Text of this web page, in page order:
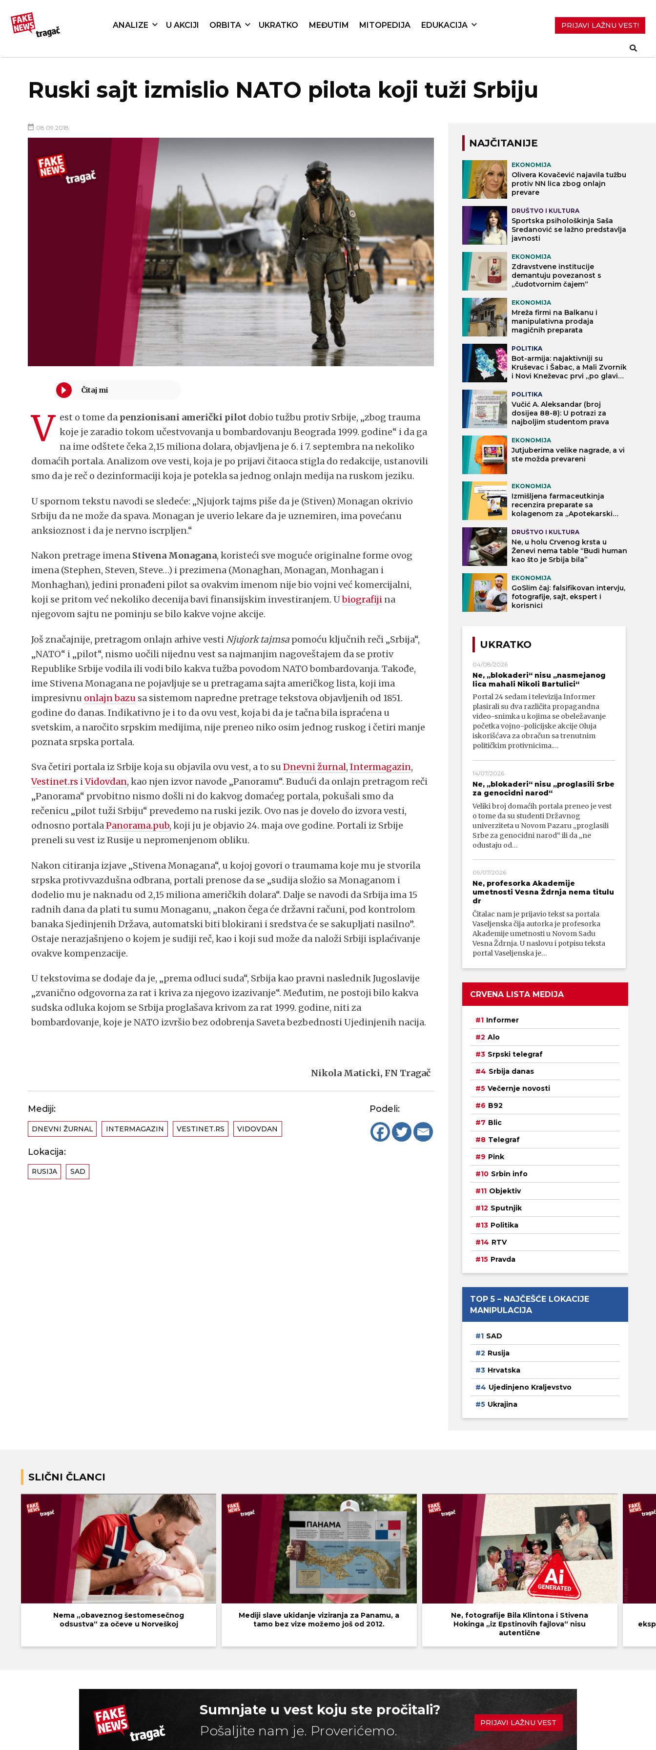
ANALIZE U AKCIJI ORBITA UKRATKO MEĐUTIM MITOPEDIJA EDUKACIJA PRIJAVI LAŽNU VEST!
Ruski sajt izmislio NATO pilota koji tuži Srbiju
08.09.2018.
V est o tome da penzionisani američki pilot dobio tužbu protiv Srbije, „zbog trauma
koje je zaradio tokom učestvovanja u bombardovanju Beograda 1999. godine“ i da ga
na ime odštete čeka 2,15 miliona dolara, objavljena je 6. i 7. septembra na nekoliko
domaćih portala. Analizom ove vesti, koja je po prijavi čitaoca stigla do redakcije, ustanovili
smo da je reč o dezinformaciji koja je potekla sa jednog onlajn medija na ruskom jeziku.
U spornom tekstu navodi se sledeće: „Njujork tajms piše da je (Stiven) Monagan okrivio
Srbiju da ne može da spava. Monagan je uverio lekare da je uznemiren, ima povećanu
anksioznost i da je nervno iscrpljen.“
Nakon pretrage imena Stivena Monagana, koristeći sve moguće originalne forme ovog
imena (Stephen, Steven, Steve…) i prezimena (Monaghan, Monagan, Monhagan i
Monhaghan), jedini pronađeni pilot sa ovakvim imenom nije bio vojni već komercijalni,
koji se pritom već nekoliko decenija bavi finansijskim investiranjem. Ubiografiji na
njegovom sajtu ne pominju se bilo kakve vojne akcije.
Još značajnije, pretragom onlajn arhive vestiNjujork tajmsa pomoću ključnih reči „Srbija“,
„NATO“ i „pilot“, nismo uočili nijednu vest sa najmanjim nagoveštajem da se protiv
Republike Srbije vodila ili vodi bilo kakva tužba povodom NATO bombardovanja. Takođe,
ime Stivena Monagana ne pojavljuje se u pretragama sajta američkog lista, koji ima
impresivnu onlajn bazu sa sistemom napredne pretrage tekstova objavljenih od 1851.
godine do danas. Indikativno je i to da ovu vest, koja bi da je tačna bila ispraćena u
svetskim, a naročito srpskim medijima, nije preneo niko osim jednog ruskog i četiri manje
poznata srpska portala.
Sva četiri portala iz Srbije koja su objavila ovu vest, a to suDnevni žurnal,Intermagazin,
Vestinet.rs iVidovdan, kao njen izvor navode „Panoramu“. Budući da onlajn pretragom reči
„Panorama“ prvobitno nismo došli ni do kakvog domaćeg portala, pokušali smo da
rečenicu „pilot tuži Srbiju“ prevedemo na ruski jezik. Ovo nas je dovelo do izvora vesti,
odnosno portalaPanorama.pub, koji ju je objavio 24. maja ove godine. Portali iz Srbije
preneli su vest iz Rusije u nepromenjenom obliku.
Nakon citiranja izjave „Stivena Monagana“, u kojoj govori o traumama koje mu je stvorila
srpska protivvazdušna odbrana, portali prenose da se „sudija složio sa Monaganom i
dodelio mu je naknadu od 2,15 miliona američkih dolara“. Dalje se navodi da Srbija ima 15
radnih dana da plati tu sumu Monaganu, „nakon čega će državni računi, pod kontrolom
banaka Sjedinjenih Država, automatski biti blokirani i sredstva će se sakupljati nasilno”.
Ostaje nerazjašnjeno o kojem je sudiji reč, kao i koji sud može da naloži Srbiji isplaćivanje
ovakve kompenzacije.
U tekstovima se dodaje da je, „prema odluci suda“, Srbija kao pravni naslednik Jugoslavije
„zvanično odgovorna za rat i kriva za njegovo izazivanje“. Međutim, ne postoji bilo kakva
sudska odluka kojom se Srbija proglašava krivom za rat 1999. godine, niti za
bombardovanje, koje je NATO izvršio bez odobrenja Saveta bezbednosti Ujedinjenih nacija.
Nikola Maticki, FN Tragač
Mediji:
DNEVNI ŽURNAL INTERMAGAZIN VESTINET.RS VIDOVDAN
Lokacija:
RUSIJA SAD
Podeli:
NAJČITANIJE
EKONOMIJA
Olivera Kovačević najavila tužbu
protiv NN lica zbog onlajn
prevare
DRUŠTVO I KULTURA
Sportska psihološkinja Saša
Sredanović se lažno predstavlja
javnosti
EKONOMIJA
Zdravstvene institucije
demantuju povezanost s
„čudotvornim čajem“
EKONOMIJA
Mreža firmi na Balkanu i
manipulativna prodaja
magičnih preparata
POLITIKA
Bot-armija: najaktivniji su
Kruševac i Šabac, a Mali Zvornik
i Novi Kneževac prvi „po glavi
POLITIKA
Vučić A. Aleksandar (broj
dosijea 88-8): U potrazi za
najboljim studentom prava
EKONOMIJA
Jutjuberima velike nagrade, a vi
ste možda prevareni
EKONOMIJA
Izmišljena farmaceutkinja
recenzira preparate sa
kolagenom za „Apotekarski
DRUŠTVO I KULTURA
Ne, u holu Crvenog krsta u
Ženevi nema table “Budi human
kao što je Srbija bila”
EKONOMIJA
GoSlim čaj: falsifikovan intervju,
fotografije, sajt, ekspert i
korisnici
UKRATKO
04/08/2026
Ne, „blokaderi“ nisu „nasmejanog
lica mahali Nikoli Bartulici“
Portal 24 sedam i televizija Informer
plasirali su dva različita propagandna
video-snimka u kojima se obeležavanje
početka vojno-policijske akcije Oluja
iskorišćava za obračun sa trenutnim
političkim protivnicima.…
14/07/2026
Ne, „blokaderi“ nisu „proglasili Srbe
za genocidni narod“
Veliki broj domaćih portala preneo je vest
o tome da su studenti Državnog
univerziteta u Novom Pazaru „proglasili
Srbe za genocidni narod“ ili da „ne
odustaju od…
09/07/2026
Ne, profesorka Akademije
umetnosti Vesna Ždrnja nema titulu
dr
Čitalac nam je prijavio tekst sa portala
Vaseljenska čija autorka je profesorka
Akademije umetnosti u Novom Sadu
Vesna Ždrnja. U naslovu i potpisu teksta
portal Vaseljenska je…
CRVENA LISTA MEDIJA
Informer
Alo
Srpski telegraf
Srbija danas
Večernje novosti
B92
Blic
Telegraf
Pink
Srbin info
Objektiv
Sputnjik
Politika
RTV
Pravda
TOP 5 – NAJČEŠĆE LOKACIJE
MANIPULACIJA
SAD
Rusija
Hrvatska
Ujedinjeno Kraljevstvo
Ukrajina
SLIČNI ČLANCI
Nema „obaveznog šestomesečnog
odsustva“ za očeve u Norveškoj
Mediji slave ukidanje viziranja za Panamu, a
tamo bez vize možemo još od 2012.
Ne, fotografije Bila Klintona i Stivena
Hokinga „iz Epstinovih fajlova“ nisu
autentične
Sumnjate u vest koju ste pročitali?
Pošaljite nam je. Proverićemo.
PRIJAVI LAŽNU VEST